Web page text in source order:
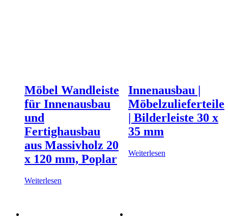
Möbel Wandleiste
für Innenausbau
und
Fertighausbau
aus Massivholz 20
x 120 mm, Poplar
Weiterlesen
Innenausbau |
Möbelzulieferteile
| Bilderleiste 30 x
35 mm
Weiterlesen